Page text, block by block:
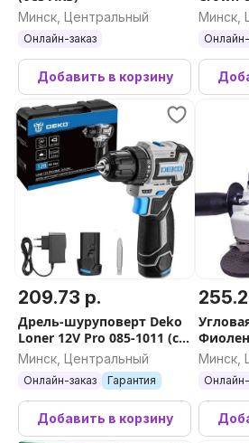
Минск, Центральный
Онлайн-заказ
Добавить в корзину
Минск,
Онлайн-
209.73 р.
Дрель-шуруповерт Deko
Loner 12V Pro 085-1011 (с
2-мя АКБ, кейс)
Минск, Центральный
Онлайн-заказ Гарантия
Добавить в корзину
Минск,
Онлайн-